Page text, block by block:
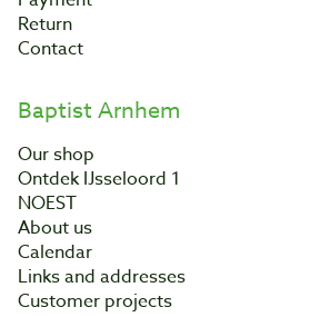
Return
Contact
Baptist Arnhem
Our shop
Ontdek IJsseloord 1
NOEST
About us
Calendar
Links and addresses
Customer projects